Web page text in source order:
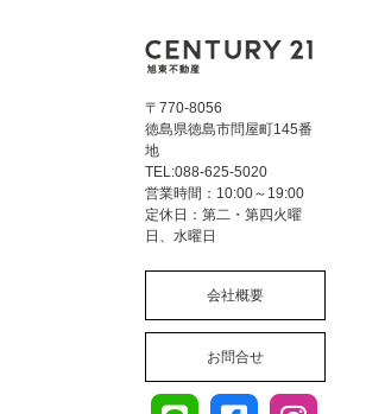
〒770-8056
徳島県徳島市問屋町145番
地
TEL:088-625-5020
営業時間：10:00～19:00
定休日：第二・第四火曜
日、水曜日
会社概要
お問合せ